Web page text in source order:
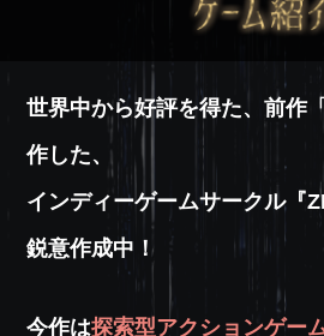
世界中から好評を得た、前作
作した、
インディーゲームサークル『
鋭意作成中！
今作は探索型アクションゲー